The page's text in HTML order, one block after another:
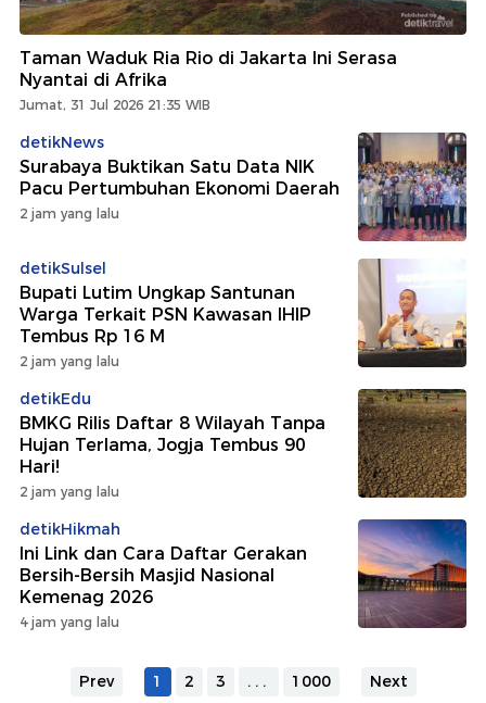
Taman Waduk Ria Rio di Jakarta Ini Serasa
Nyantai di Afrika
Jumat, 31 Jul 2026 21:35 WIB
detikNews
Surabaya Buktikan Satu Data NIK
Pacu Pertumbuhan Ekonomi Daerah
2 jam yang lalu
detikSulsel
Bupati Lutim Ungkap Santunan
Warga Terkait PSN Kawasan IHIP
Tembus Rp 16 M
2 jam yang lalu
detikEdu
BMKG Rilis Daftar 8 Wilayah Tanpa
Hujan Terlama, Jogja Tembus 90
Hari!
2 jam yang lalu
detikHikmah
Ini Link dan Cara Daftar Gerakan
Bersih-Bersih Masjid Nasional
Kemenag 2026
4 jam yang lalu
Prev 1 2 3 ... 1000 Next